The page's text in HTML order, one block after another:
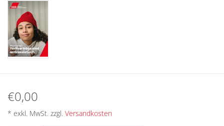
VEREINBARKEIT GESTALTEN
MIETENSTOPP
ARBEITSZEIT
€0,00
* exkl. MwSt. zzgl. Versandkosten